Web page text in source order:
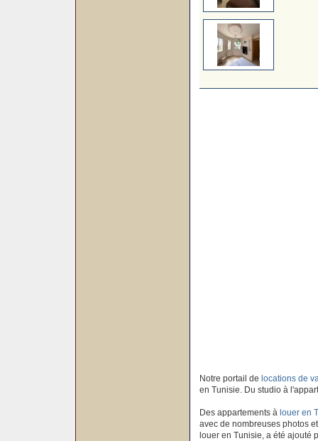
Notre portail de locations de
en Tunisie. Du studio à
Des appartements à louer en
avec de nombreuses photos
louer en Tunisie, a été ajouté